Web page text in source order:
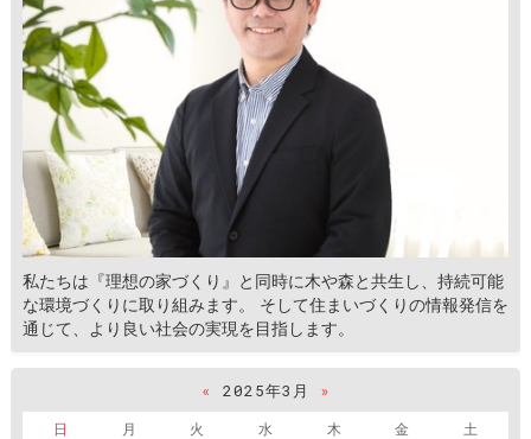
私たちは『理想の家づくり』と同時に木や森と共生し、持続可能
な環境づくりに取り組みます。 そして住まいづくりの情報発信を
通じて、より良い社会の実現を目指します。
« 2025年3月
»
日
月 火 水 木 金
土